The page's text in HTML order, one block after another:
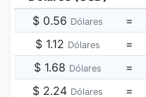
$ 0.56 Dólares =
$ 1.12 Dólares =
$ 1.68 Dólares =
$ 2.24 Dólares =